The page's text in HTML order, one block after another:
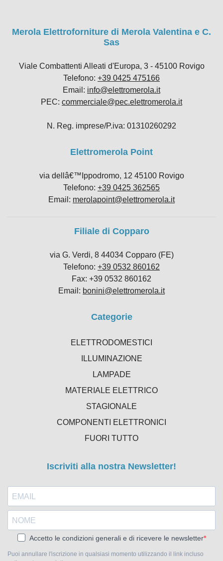
Merola Elettroforniture di Merola Valentina e C.
Sas
Viale Combattenti Alleati d'Europa, 3 - 45100 Rovigo
Telefono: +39 0425 475166
Email: info@elettromerola.it
PEC: commerciale@pec.elettromerola.it
N. Reg. imprese/P.iva: 01310260292
Elettromerola Point
via dellâ€™Ippodromo, 12 45100 Rovigo
Telefono: +39 0425 362565
Email: merolapoint@elettromerola.it
Filiale di Copparo
via G. Verdi, 8 44034 Copparo (FE)
Telefono: +39 0532 860162
Fax: +39 0532 860162
Email: bonini@elettromerola.it
Categorie
ELETTRODOMESTICI
ILLUMINAZIONE
LAMPADE
MATERIALE ELETTRICO
STAGIONALE
COMPONENTI ELETTRONICI
FUORI TUTTO
Iscriviti alla nostra Newsletter!
Accetto le condizioni generali e di ricevere le newsletter
Puoi annullare l'iscrizione in qualsiasi momento utilizzando il link incluso